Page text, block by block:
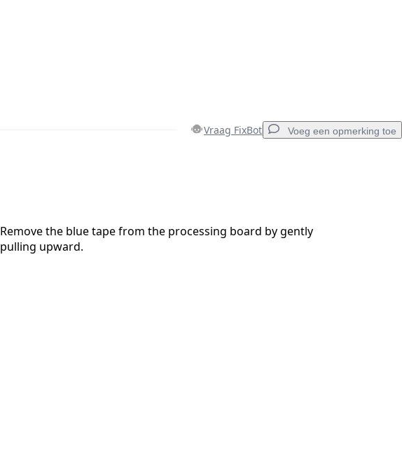
Vraag FixBot Voeg een opmerking toe
Remove the blue tape from the processing board by gently
pulling upward.